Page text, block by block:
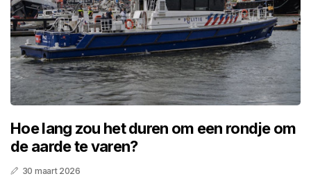
Hoe lang zou het duren om een rondje om
de aarde te varen?
30 maart 2026